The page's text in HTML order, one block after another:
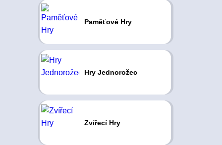
Paměťové Hry
Hry Jednorožec
Zvířecí Hry